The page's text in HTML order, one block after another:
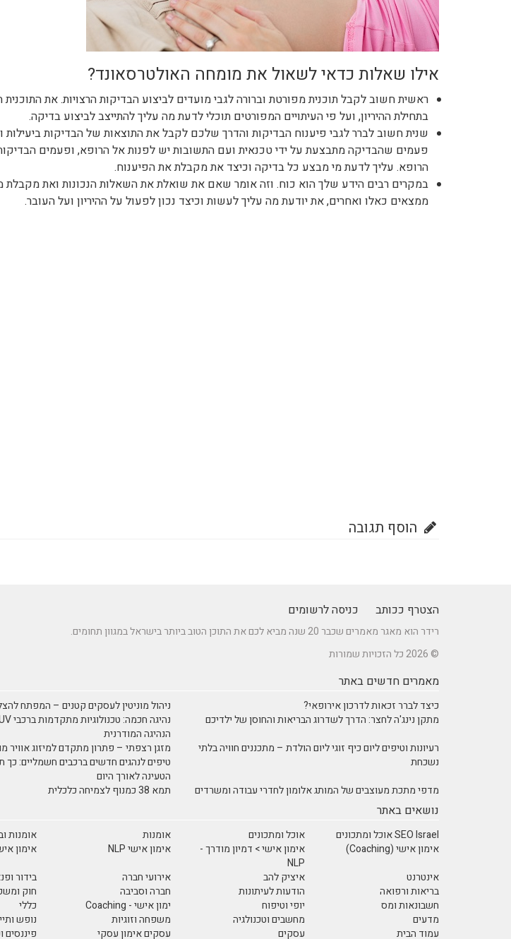
אילו שאלות כדאי לשאול את מומחה האולטרסאונד?
ראשית חשוב לקבל תוכנית מפורטת וברורה לגבי מועדים לביצוע הבדיקות הרצויות. את התוכנית
בתחילת ההיריון, ועל פי העיתויים המפורטים תוכלי לדעת מה עליך להתייצב לביצוע בדיקה.
שנית חשוב לברר לגבי פיענוח הבדיקות והדרך שלכם לקבל את התוצאות של הבדיקות ביעילות
פעמים שהבדיקה מתבצעת על ידי טכנאית ועם התשובות יש לפנות אל הרופא, ופעמים
הרופא. עליך לדעת מי מבצע כל בדיקה וכיצד את מקבלת את הפיענוח.
במקרים רבים הידע שלך הוא כוח. וזה אומר שאם את שואלת את השאלות הנכונות ואת מקבלת
ממצאים כאלו ואחרים, את יודעת מה עליך לעשות וכיצד נכון לפעול על ההיריון ועל העובר.
הוסף תגובה
הצטרף ככותב כניסה לרשומים
רידר הוא מאגר מאמרים שכבר 20 שנה מביא לכם את התוכן הטוב ביותר בישראל במגוון תחומים.
© 2026 כל הזכויות שמורות
מאמרים חדשים באתר
כיצד לברר זכאות לדרכון אירופאי?
ניהול מוניטין לעסקים קטנים – המפתח
מתקן נינג'ה לחצר: הדרך לשדרוג הבריאות והחוסן של ילדיכם
הנהיגה המודרנית
רעיונות וטיפים ליום כיף זוגי ליום הולדת – מתכננים חוויה בלתי
נשכחת
מזגן רצפתי – פתרון מתקדם למיזוג אוויר
טיפים לנהגים חדשים ברכבים חשמליים: כך
הטעינה לאורך היום
מדפי מתכת מעוצבים של המותג אלומון לחדרי עבודה ומשרדים
תמא 38 כמנוף לצמיחה כלכלית
נושאים באתר
SEO Israel אוכל ומתכונים אוכל ומתכונים אומנות אומנות
אימון אישי (Coaching)
אימון אישי > דמיון מודרך -
NLP
אימון אישי NLP אימון
אינטרנט
איציק להב אירועי חברה בידור
בריאות ורפואה
הודעות לעיתונות חברה וסביבה חוק
חשבונאות ומס
יופי וטיפוח ימון אישי - Coaching כללי
מדעים
מחשבים וטכנולגיה משפחה וזוגיות נופש
עמוד הבית
עסקים עסקים אימון עסקי פיננסים